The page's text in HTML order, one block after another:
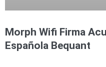
Morph Wifi Firma
Española Bequant